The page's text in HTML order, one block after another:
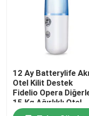
12 Ay Batterylife
Otel Kilit Destek
Fidelio Opera
15 Kg Ağırlıklı Otel
Güvenlik Çözümleri